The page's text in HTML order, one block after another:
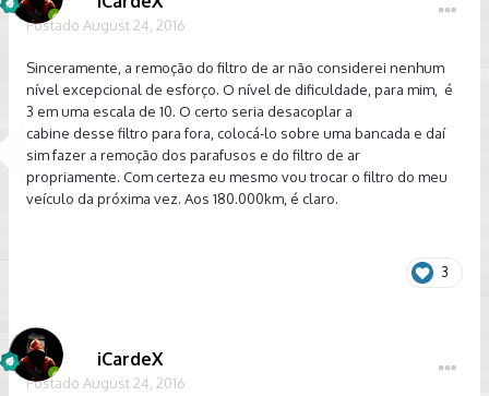
Postado August 24, 2016
Sinceramente, a remoção do filtro de ar não considerei nenhum
nível excepcional de esforço. O nível de dificuldade, para mim, é
3 em uma escala de 10. O certo seria desacoplar a
cabine desse filtro para fora, colocá-lo sobre uma bancada e daí
sim fazer a remoção dos parafusos e do filtro de ar
propriamente. Com certeza eu mesmo vou trocar o filtro do meu
veículo da próxima vez. Aos 180.000km, é claro.
3
iCardeX
Postado August 24, 2016